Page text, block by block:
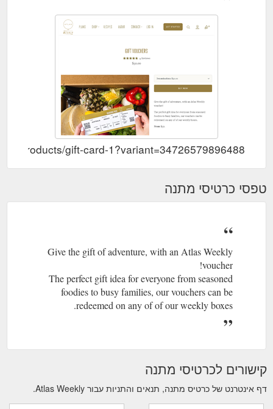
products/gift-card-1?variant=34726579896488
טפסי כרטיסי מתנה
Give the gift of adventure, with an Atlas Weekly
voucher!
The perfect gift idea for everyone from seasoned
foodies to busy families, our vouchers can be
redeemed on any of of our weekly boxes.
קישורים לכרטיסי מתנה
דף אינטרנט של כרטיס מתנה, תנאים והתניות עבור Atlas Weekly.